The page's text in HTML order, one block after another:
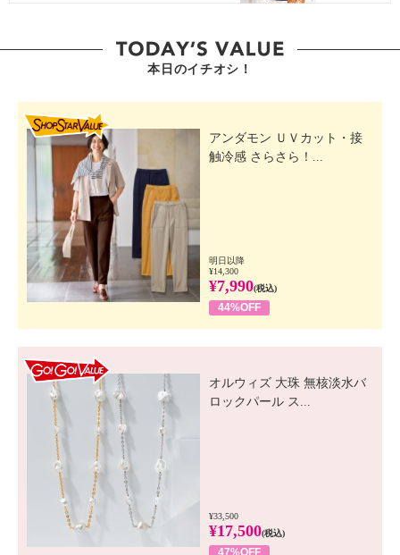
本日のイチオシ！
アンダモン ＵＶカット・接
触冷感 さらさら！...
明日以降
¥14,300
¥7,990(税込)
44%OFF
オルウィズ 大珠 無核淡水バ
ロックパール ス...
¥33,500
¥17,500(税込)
47%OFF